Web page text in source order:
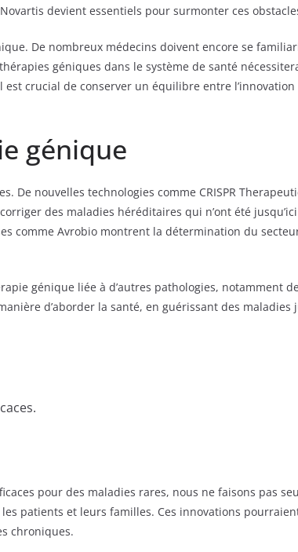
devient essentiels pour surmonter ces
De nombreux médecins doivent encore se
géniques dans le système de santé
crucial de conserver un équilibre entre l’innovation
génique
De nouvelles technologies comme CRISPR
des maladies héréditaires qui n’ont été
comme Avrobio montrent la détermination du
génique liée à d’autres pathologies, notamment
d’aborder la santé, en guérissant des maladies
pour des maladies rares, nous ne faisons pas
patients et leurs familles. Ces innovations
chroniques.